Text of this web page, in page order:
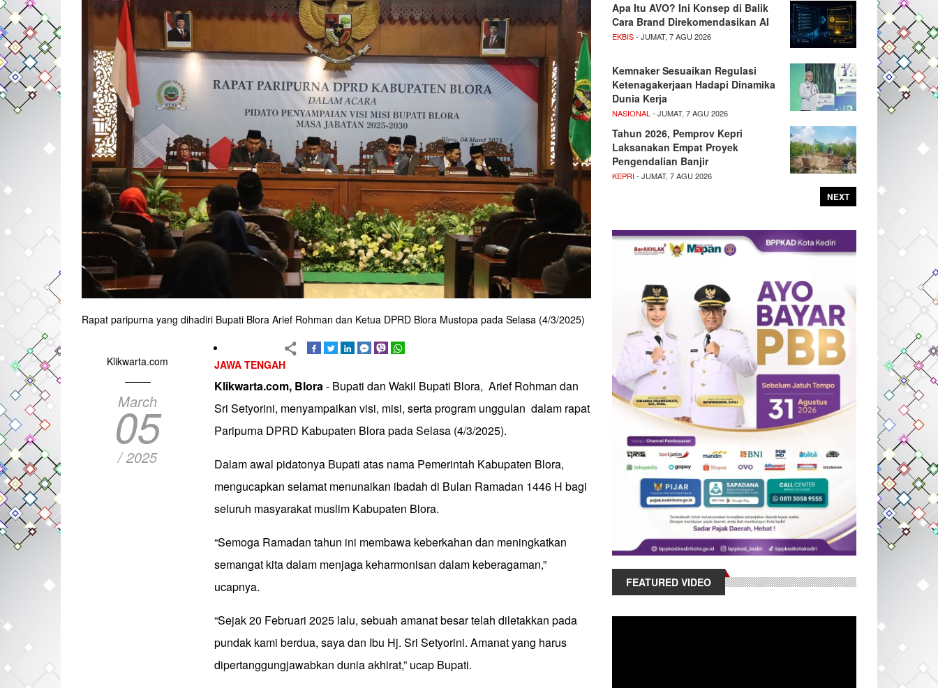
Rapat paripurna yang dihadiri Bupati Blora Arief Rohman dan Ketua DPRD Blora Mustopa pada Selasa (4/3/2025)
Klikwarta.com
March
05
/ 2025
JAWA TENGAH
Klikwarta.com, Blora- Bupati dan Wakil Bupati Blora, Arief Rohman dan
Sri Setyorini, menyampaikan visi, misi, serta program unggulan dalam rapat
Paripurna DPRD Kabupaten Blora pada Selasa (4/3/2025).
Dalam awal pidatonya Bupati atas nama Pemerintah Kabupaten Blora,
mengucapkan selamat menunaikan ibadah di Bulan Ramadan 1446 H bagi
seluruh masyarakat muslim Kabupaten Blora.
“Semoga Ramadan tahun ini membawa keberkahan dan meningkatkan
semangat kita dalam menjaga keharmonisan dalam keberagaman,”
ucapnya.
“Sejak 20 Februari 2025 lalu, sebuah amanat besar telah diletakkan pada
pundak kami berdua, saya dan Ibu Hj. Sri Setyorini. Amanat yang harus
dipertanggungjawabkan dunia akhirat,” ucap Bupati.
Apa Itu AVO? Ini Konsep di Balik
Cara Brand Direkomendasikan AI
EKBIS- JUMAT, 7 AGU 2026
Kemnaker Sesuaikan Regulasi
Ketenagakerjaan Hadapi Dinamika
Dunia Kerja
NASIONAL - JUMAT, 7 AGU 2026
Tahun 2026, Pemprov Kepri
Laksanakan Empat Proyek
Pengendalian Banjir
KEPRI- JUMAT, 7 AGU 2026
NEXT
FEATURED VIDEO